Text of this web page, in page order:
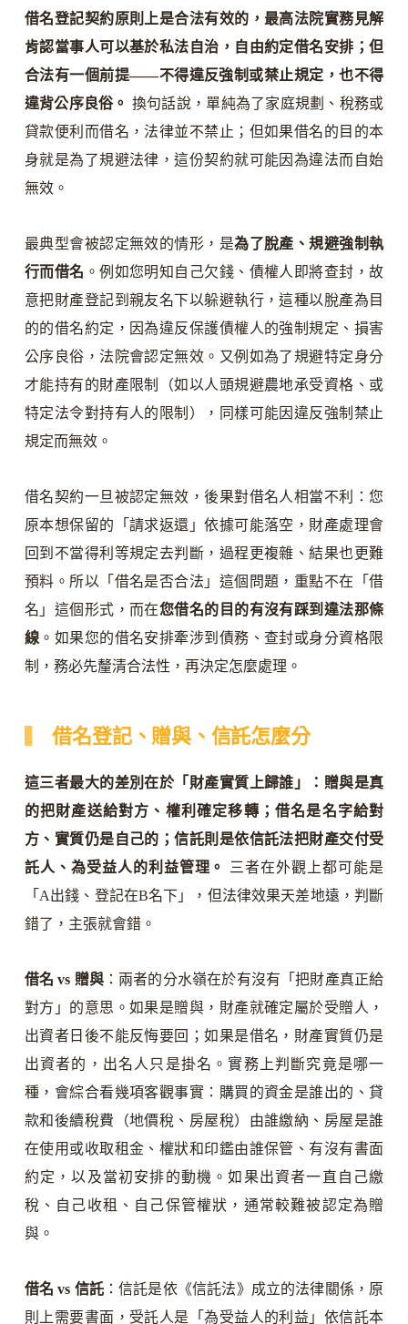
借名登記契約原則上是合法有效的，最高法院實務見解
肯認當事人可以基於私法自治，自由約定借名安排；但
合法有一個前提——不得違反強制或禁止規定，也不得
違背公序良俗。 換句話說，單純為了家庭規劃、稅務或
貸款便利而借名，法律並不禁止；但如果借名的目的本
身就是為了規避法律，這份契約就可能因為違法而自始
無效。
最典型會被認定無效的情形，是為了脫產、規避強制執
行而借名 。例如您明知自己欠錢、債權人即將查封，故
意把財產登記到親友名下以躲避執行，這種以脫產為目
的的借名約定，因為違反保護債權人的強制規定、損害
公序良俗，法院會認定無效。又例如為了規避特定身分
才能持有的財產限制（如以人頭規避農地承受資格、或
特定法令對持有人的限制），同樣可能因違反強制禁止
規定而無效。
借名契約一旦被認定無效，後果對借名人相當不利：您
原本想保留的「請求返還」依據可能落空，財產處理會
回到不當得利等規定去判斷，過程更複雜、結果也更難
預料。所以「借名是否合法」這個問題，重點不在「借
名」這個形式，而在您借名的目的有沒有踩到違法那條
線 。如果您的借名安排牽涉到債務、查封或身分資格限
制，務必先釐清合法性，再決定怎麼處理。
借名登記、贈與、信託怎麼分
這三者最大的差別在於「財產實質上歸誰」：贈與是真
的把財產送給對方、權利確定移轉；借名是名字給對
方、實質仍是自己的；信託則是依信託法把財產交付受
託人、為受益人的利益管理。
三者在外觀上都可能是
「A出錢、登記在B名下」，但法律效果天差地遠，判斷
錯了，主張就會錯。
借名 vs 贈與：兩者的分水嶺在於有沒有「把財產真正給
對方」的意思。如果是贈與，財產就確定屬於受贈人，
出資者日後不能反悔要回；如果是借名，財產實質仍是
出資者的，出名人只是掛名。實務上判斷究竟是哪一
種，會綜合看幾項客觀事實：購買的資金是誰出的、貸
款和後續稅費（地價稅、房屋稅）由誰繳納、房屋是誰
在使用或收取租金、權狀和印鑑由誰保管、有沒有書面
約定，以及當初安排的動機。如果出資者一直自己繳
稅、自己收租、自己保管權狀，通常較難被認定為贈
與。
借名 vs 信託：信託是依《信託法》成立的法律關係，原
則上需要書面，受託人是「為受益人的利益」依信託本